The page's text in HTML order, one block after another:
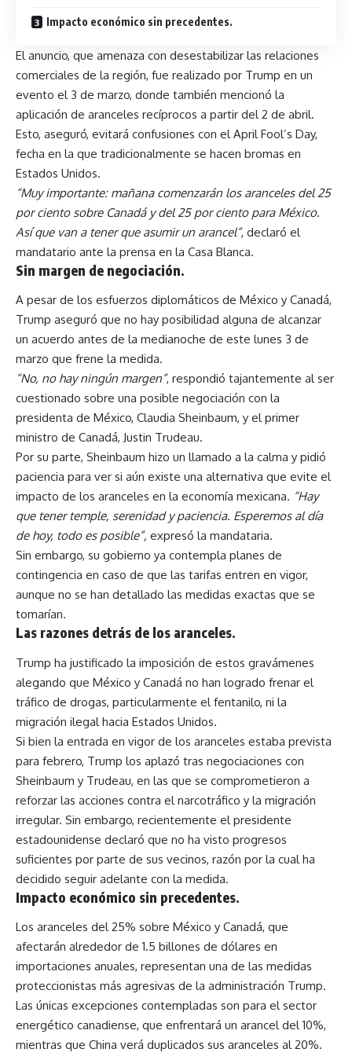
Impacto económico sin precedentes.
El anuncio, que amenaza con desestabilizar las relaciones
comerciales de la región, fue realizado por Trump en un
evento el 3 de marzo, donde también mencionó la
aplicación de aranceles recíprocos a partir del 2 de abril.
Esto, aseguró, evitará confusiones con el April Fool’s Day,
fecha en la que tradicionalmente se hacen bromas en
Estados Unidos.
“Muy importante: mañana comenzarán los aranceles del 25
por ciento sobre Canadá y del 25 por ciento para México.
Así que van a tener que asumir un arancel”, declaró el
mandatario ante la prensa en la Casa Blanca.
Sin margen de negociación.
A pesar de los esfuerzos diplomáticos de México y Canadá,
Trump aseguró que no hay posibilidad alguna de alcanzar
un acuerdo antes de la medianoche de este lunes 3 de
marzo que frene la medida.
“No, no hay ningún margen”, respondió tajantemente al ser
cuestionado sobre una posible negociación con la
presidenta de México, Claudia Sheinbaum, y el primer
ministro de Canadá, Justin Trudeau.
Por su parte, Sheinbaum hizo un llamado a la calma y pidió
paciencia para ver si aún existe una alternativa que evite el
impacto de los aranceles en la economía mexicana. “Hay
que tener temple, serenidad y paciencia. Esperemos al día
de hoy, todo es posible”, expresó la mandataria.
Sin embargo, su gobierno ya contempla planes de
contingencia en caso de que las tarifas entren en vigor,
aunque no se han detallado las medidas exactas que se
tomarían.
Las razones detrás de los aranceles.
Trump ha justificado la imposición de estos gravámenes
alegando que México y Canadá no han logrado frenar el
tráfico de drogas, particularmente el fentanilo, ni la
migración ilegal hacia Estados Unidos.
Si bien la entrada en vigor de los aranceles estaba prevista
para febrero, Trump los aplazó tras negociaciones con
Sheinbaum y Trudeau, en las que se comprometieron a
reforzar las acciones contra el narcotráfico y la migración
irregular. Sin embargo, recientemente el presidente
estadounidense declaró que no ha visto progresos
suficientes por parte de sus vecinos, razón por la cual ha
decidido seguir adelante con la medida.
Impacto económico sin precedentes.
Los aranceles del 25% sobre México y Canadá, que
afectarán alrededor de 1.5 billones de dólares en
importaciones anuales, representan una de las medidas
proteccionistas más agresivas de la administración Trump.
Las únicas excepciones contempladas son para el sector
energético canadiense, que enfrentará un arancel del 10%,
mientras que China verá duplicados sus aranceles al 20%.